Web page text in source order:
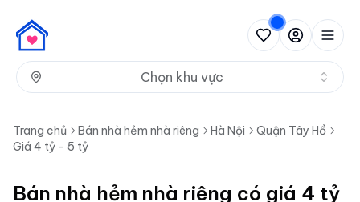
Chọn khu vực
Trang chủ Bán nhà hẻm nhà riêng Hà Nội
Quận Tây Hồ
Giá 4 tỷ - 5 tỷ
Bán nhà hẻm nhà riêng có giá 4 tỷ